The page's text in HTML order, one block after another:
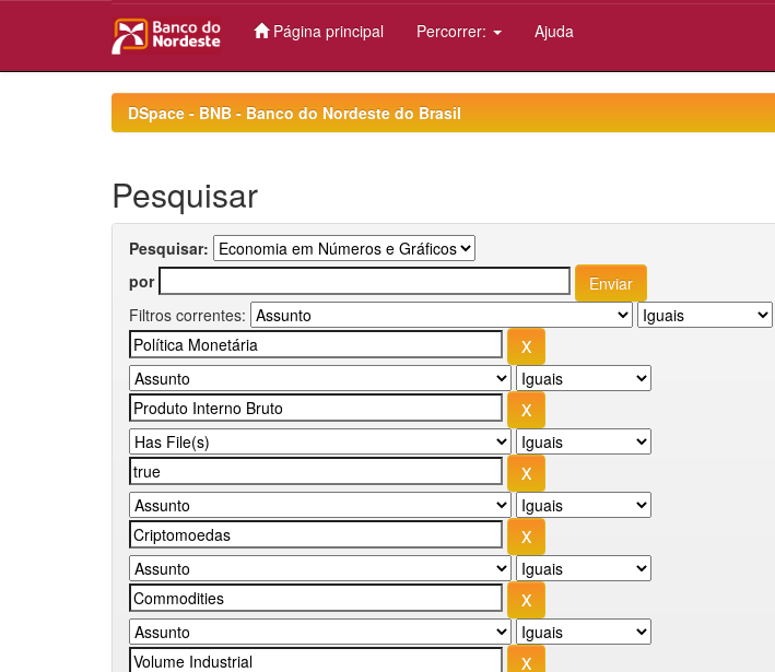
Página principal Percorrer: Ajuda
DSpace - BNB - Banco do Nordeste do Brasil
Pesquisar
Pesquisar:
por
Filtros correntes: